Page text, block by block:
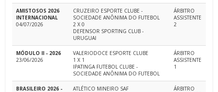
AMISTOSOS 2026
INTERNACIONAL
04/07/2026
CRUZEIRO ESPORTE CLUBE -
SOCIEDADE ANÔNIMA DO FUTEBOL
2 X 0
DEFENSOR SPORTING CLUB -
URUGUAI
ÁRBITRO
ASSISTENTE
2
MÓDULO II - 2026
23/06/2026
VALERIODOCE ESPORTE CLUBE
1 X 1
IPATINGA FUTEBOL CLUBE -
SOCIEDADE ANÔNIMA DO FUTEBOL
ÁRBITRO
ASSISTENTE
1
BRASILEIRO 2026 -
ATLÉTICO MINEIRO SAF
ÁRBITRO